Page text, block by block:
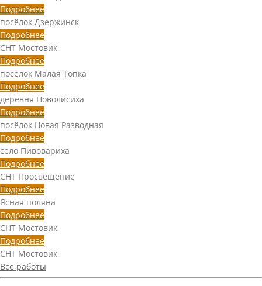
Подробнее
посёлок Дзержинск
Подробнее
СНТ Мостовик
Подробнее
посёлок Малая Топка
Подробнее
деревня Новолисиха
Подробнее
посёлок Новая Разводная
Подробнее
село Пивовариха
Подробнее
СНТ Просвещение
Подробнее
Ясная поляна
Подробнее
СНТ Мостовик
Подробнее
СНТ Мостовик
Все работы